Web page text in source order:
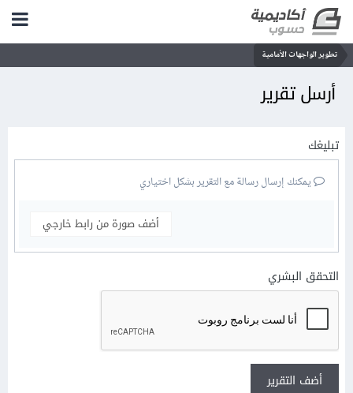
تطوير الواجهات الأمامية
أرسل تقرير
تبليغك
يمكنك إرسال رسالة مع التقرير بشكل اختياري
أضف صورة من رابط خارجي
التحقق البشري
أضف التقرير